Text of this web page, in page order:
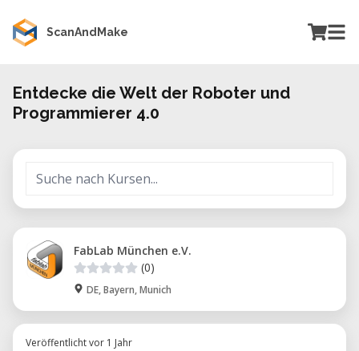
ScanAndMake
Entdecke die Welt der Roboter und
Programmierer 4.0
FabLab München e.V.
(0)
DE, Bayern, Munich
Veröffentlicht vor 1 Jahr